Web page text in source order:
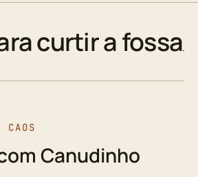
curtir a fossa
CAOS
Canudinho